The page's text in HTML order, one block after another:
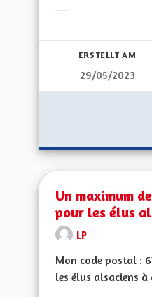
ERSTELLT AM
29/05/2023
Un maximum
pour les élus
LP
Mon code postal :
les élus alsaciens